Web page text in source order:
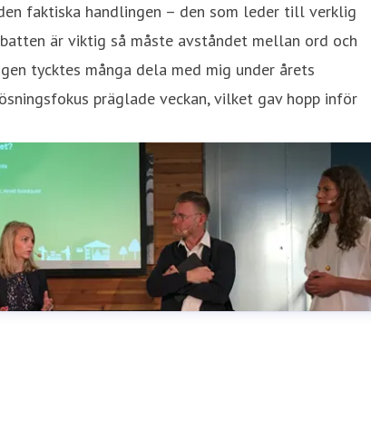
faktiska handlingen – den som leder till verklig
är viktig så måste avståndet mellan ord och
tycktes många dela med mig under årets
präglade veckan, vilket gav hopp inför